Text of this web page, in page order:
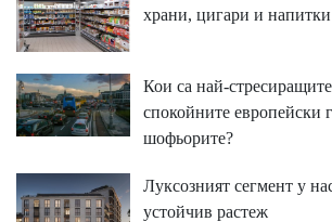
храни, цигари и напитки
Кои са най-
спокойните европейски
шофьорите?
Луксозният сегмент у
устойчив растеж